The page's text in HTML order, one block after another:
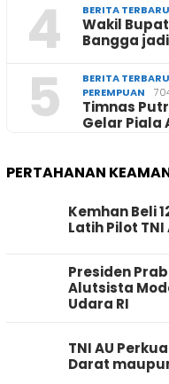
4 BERITA TERBARU
Wakil
Bangga
5 BERITA TERBARU
PEREMPUAN
Timnas
Gelar Piala
PERTAHANAN
Kemhan Beli
Latih Pilot TNI
Presiden
Alutsista
Udara RI
TNI AU
Darat